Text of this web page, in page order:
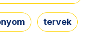
tervek